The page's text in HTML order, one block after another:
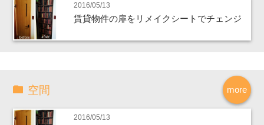
2016/05/13
賃貸物件の扉をリメイクシートでチェンジ
more
空間
2016/05/13